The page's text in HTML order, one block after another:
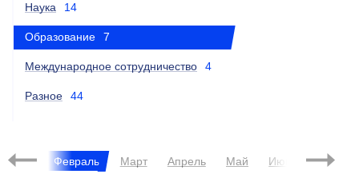
Наука 14
Образование 7
Международное сотрудничество 4
Разное 44
Февраль Март Апрель Май Июнь Июль